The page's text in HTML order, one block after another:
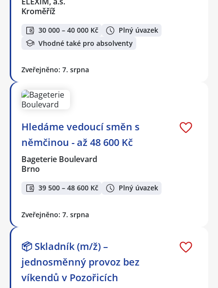
Kroměříž
30 000 – 40 000 Kč
Plný úvazek
Vhodné také pro absolventy
Zveřejněno: 7. srpna
Hledáme vedoucí směn s
němčinou - až 48 600 Kč
Bageterie Boulevard
Brno
39 500 – 48 600 Kč Plný úvazek
Zveřejněno: 7. srpna
📦 Skladník (m/ž) –
jednosměnný provoz bez
víkendů v Pozořicích